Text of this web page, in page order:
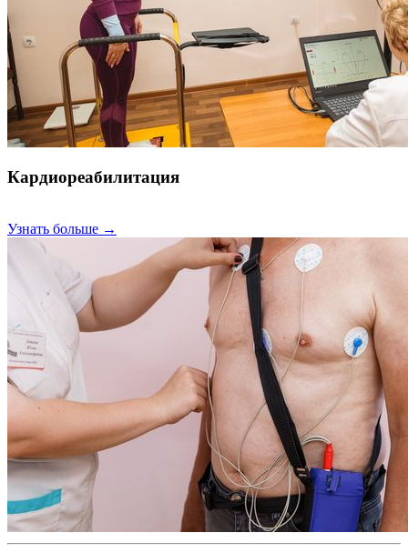
Кардиореабилитация
Узнать больше →